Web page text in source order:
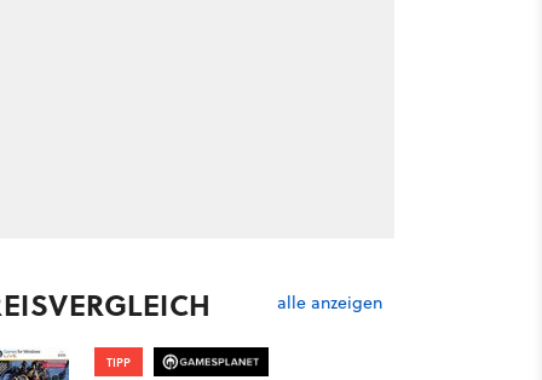
alle anzeigen
TIPP